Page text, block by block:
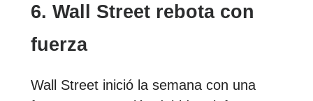
6. Wall Street rebota con
fuerza
Wall Street inició la semana con una